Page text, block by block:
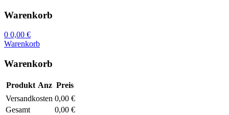
Warenkorb
0 0,00 €
Warenkorb
Warenkorb
Produkt Anz Preis
Versandkosten 0,00 €
Gesamt
0,00 €